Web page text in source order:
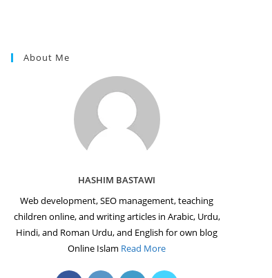
About Me
HASHIM BASTAWI
Web development, SEO management, teaching
children online, and writing articles in Arabic, Urdu,
Hindi, and Roman Urdu, and English for own blog
Online Islam Read More